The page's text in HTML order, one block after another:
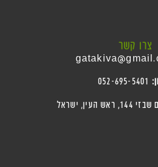
צרו קשר
052-695-5401
ראש העין , ישראל